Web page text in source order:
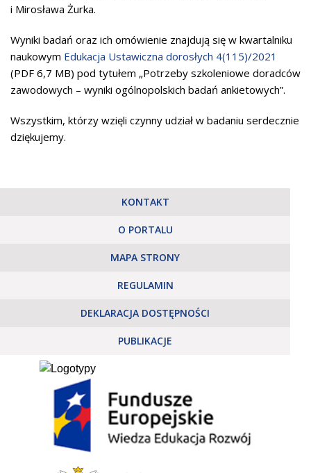
i Mirosława Żurka.
Wyniki badań oraz ich omówienie znajdują się w kwartalniku
naukowym Edukacja Ustawiczna dorosłych 4(115)/2021
(PDF 6,7 MB) pod tytułem „Potrzeby szkoleniowe doradców
zawodowych – wyniki ogólnopolskich badań ankietowych”.
Wszystkim, którzy wzięli czynny udział w badaniu serdecznie
dziękujemy.
KONTAKT
O PORTALU
MAPA STRONY
REGULAMIN
DEKLARACJA DOSTĘPNOŚCI
PUBLIKACJE